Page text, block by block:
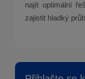
najít optimální
zajistit hladký